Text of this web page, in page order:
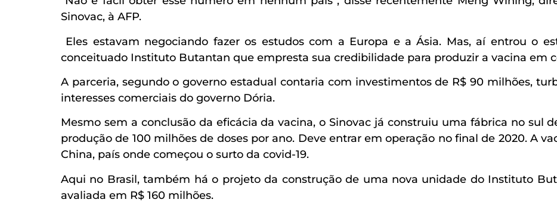
Sinovac, à AFP.
Eles estavam negociando fazer os estudos com a Europa e a Ásia. Mas, aí entrou o
conceituado Instituto Butantan que empresta sua credibilidade para produzir a vacina em
A parceria, segundo o governo estadual contaria com investimentos de R$ 90 milhões,
interesses comerciais do governo Dória.
Mesmo sem a conclusão da eficácia da vacina, o Sinovac já construiu uma fábrica no sul
produção de 100 milhões de doses por ano. Deve entrar em operação no final de 2020. A
China, país onde começou o surto da covid-19.
Aqui no Brasil, também há o projeto da construção de uma nova unidade do Instituto
avaliada em R$ 160 milhões.